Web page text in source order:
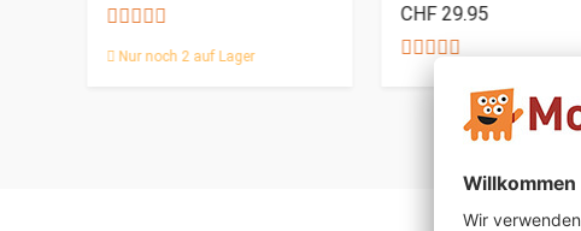
Nur noch 2 auf Lager
CHF 29.95